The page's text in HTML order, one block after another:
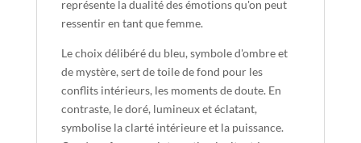
représente la dualité des émotions qu'on peut
ressentir en tant que femme.
Le choix délibéré du bleu, symbole d'ombre et
de mystère, sert de toile de fond pour les
conflits intérieurs, les moments de doute. En
contraste, le doré, lumineux et éclatant,
symbolise la clarté intérieure et la puissance.